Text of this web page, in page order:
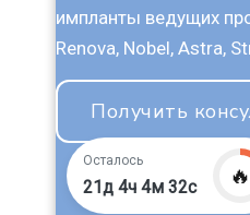
импланты ведущих
Renova, Nobel, Astra,
Получить
Осталось
21д 4ч 4м 31с 🔥